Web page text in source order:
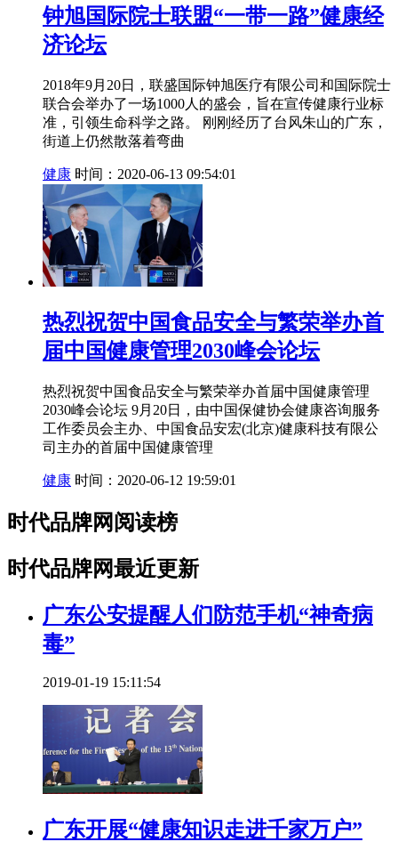
钟旭国际院士联盟“一带一路”健康经
济论坛
2018年9月20日，联盛国际钟旭医疗有限公司和国际院士
联合会举办了一场1000人的盛会，旨在宣传健康行业标
准，引领生命科学之路。 刚刚经历了台风朱山的广东，
街道上仍然散落着弯曲
健康 时间：2020-06-13 09:54:01
热烈祝贺中国食品安全与繁荣举办首
届中国健康管理2030峰会论坛
热烈祝贺中国食品安全与繁荣举办首届中国健康管理
2030峰会论坛 9月20日，由中国保健协会健康咨询服务
工作委员会主办、中国食品安宏(北京)健康科技有限公
司主办的首届中国健康管理
健康 时间：2020-06-12 19:59:01
时代品牌网阅读榜
时代品牌网最近更新
广东公安提醒人们防范手机“神奇病
毒”
2019-01-19 15:11:54
广东开展“健康知识走进千家万户”